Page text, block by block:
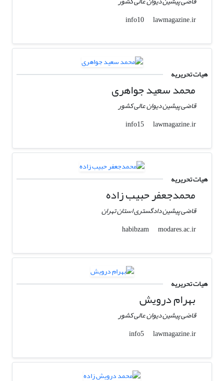
info10
lawmagazine.ir
هیات تحریریه
محمد سعید جواهری
قاضی پیشین دیوان عالی کشور
info15
lawmagazine.ir
هیات تحریریه
محمدجعفر حبیب زاده
قاضی پیشین دادگستری استان تهران
habibzam
modares.ac.ir
هیات تحریریه
بهرام درویش
قاضی پیشین دیوان عالی کشور
info5
lawmagazine.ir